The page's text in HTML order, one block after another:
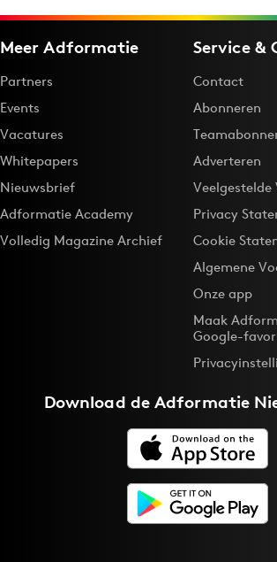
Meer Adformatie
Partners
Events
Vacatures
Whitepapers
Nieuwsbrief
Adformatie Academy
Volledig Magazine Archief
Service &
Contact
Abonneren
Adverteren
Veelgestelde
Privacy
Cookie
Algemene
Onze app
Maak
Google-
Download deAdformatie